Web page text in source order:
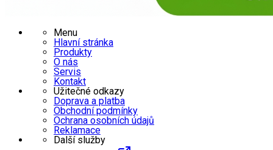
Menu
Hlavní stránka
Produkty
O nás
Servis
Kontakt
Užitečné odkazy
Doprava a platba
Obchodní podmínky
Ochrana osobních údajů
Reklamace
Další služby